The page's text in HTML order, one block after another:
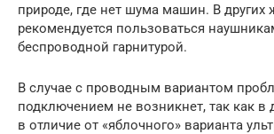
природе, где нет шума машин. В других
рекомендуется пользоваться
беспроводной гарнитурой.
В случае с проводным вариантом
подключением не возникнет, так как в
в отличие от «яблочного» варианта